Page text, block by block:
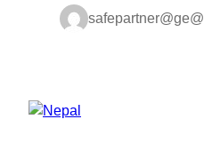
safepartner@ge@